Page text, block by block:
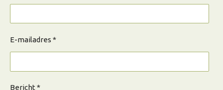
E-mailadres *
Bericht *